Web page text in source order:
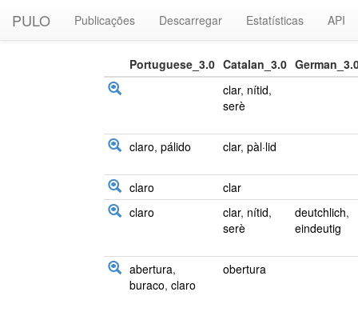
PULO Publicações Descarregar Estatísticas API
Portuguese_3.0 Catalan_3.0
clar, nítid,
serè
claro, pálido clar, pàl·lid
claro
clar
claro
clar, nítid,
serè
deutchlich,
eindeutig
abertura,
buraco, claro
obertura